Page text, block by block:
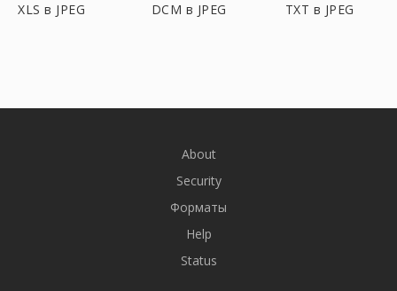
XLS в JPEG DCM в JPEG TXT в JPEG
About
Security
Форматы
Help
Status